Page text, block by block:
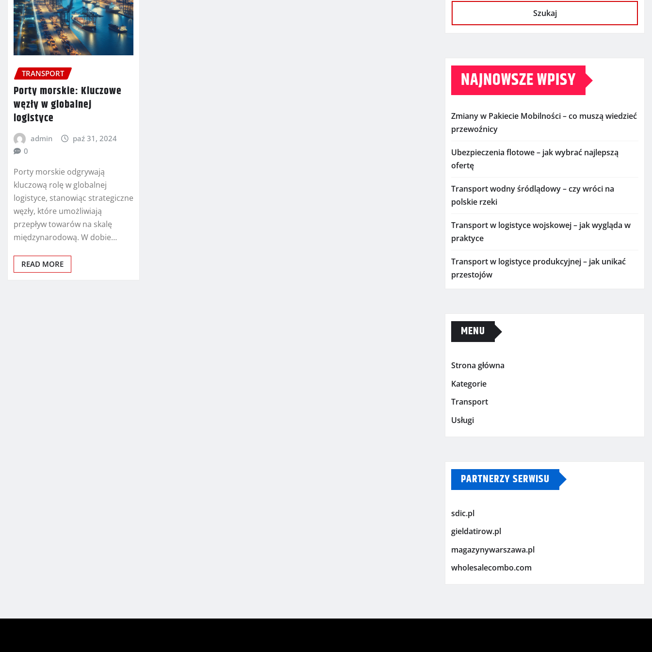
TRANSPORT
Porty morskie: Kluczowe
węzły w globalnej
logistyce
admin
paź 31, 2024
0
Porty morskie odgrywają
kluczową rolę w globalnej
logistyce, stanowiąc strategiczne
węzły, które umożliwiają
przepływ towarów na skalę
międzynarodową. W dobie…
READ MORE
Szukaj
NAJNOWSZE WPISY
Zmiany w Pakiecie Mobilności – co muszą wiedzieć
przewoźnicy
Ubezpieczenia flotowe – jak wybrać najlepszą
ofertę
Transport wodny śródlądowy – czy wróci na
polskie rzeki
Transport w logistyce wojskowej – jak wygląda w
praktyce
Transport w logistyce produkcyjnej – jak unikać
przestojów
MENU
Strona główna
Kategorie
Transport
Usługi
PARTNERZY SERWISU
sdic.pl
gieldatirow.pl
magazynywarszawa.pl
wholesalecombo.com